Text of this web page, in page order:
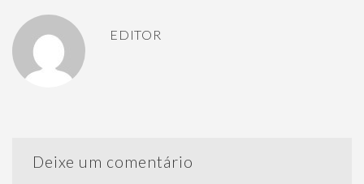
EDITOR
Deixe um comentário